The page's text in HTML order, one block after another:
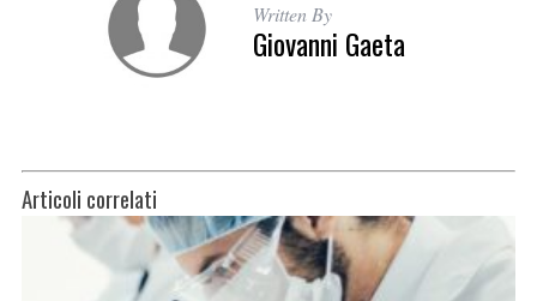
Written By
Giovanni Gaeta
Articoli correlati